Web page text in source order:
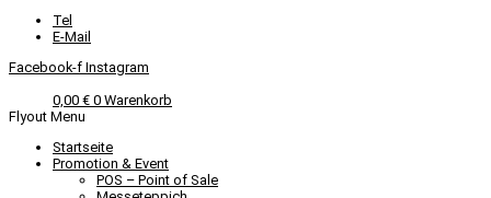
Tel
E-Mail
Facebook-f Instagram
0,00 € 0 Warenkorb
Flyout Menu
Startseite
Promotion & Event
POS – Point of Sale